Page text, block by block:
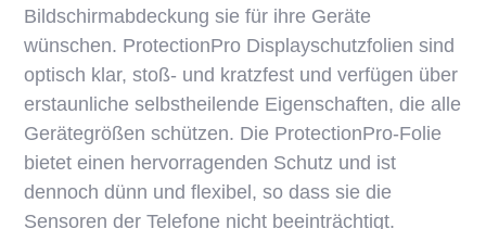
Bildschirmabdeckung sie für ihre Geräte
wünschen. ProtectionPro Displayschutzfolien sind
optisch klar, stoß- und kratzfest und verfügen über
erstaunliche selbstheilende Eigenschaften, die alle
Gerätegrößen schützen. Die ProtectionPro-Folie
bietet einen hervorragenden Schutz und ist
dennoch dünn und flexibel, so dass sie die
Sensoren der Telefone nicht beeinträchtigt.